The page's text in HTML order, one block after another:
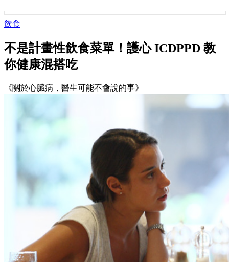
飲食
不是計畫性飲食菜單！護心 ICDPPD 教
你健康混搭吃
《關於心臟病，醫生可能不會說的事》